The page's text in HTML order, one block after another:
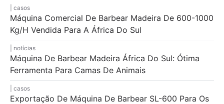
casos
Máquina Comercial De Barbear Madeira De 600-1000
Kg/h Vendida Para A África Do Sul
notícias
Máquina De Barbear Madeira África Do Sul: Ótima
Ferramenta Para Camas De Animais
casos
Exportação De Máquina De Barbear SL-600 Para Os